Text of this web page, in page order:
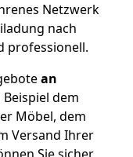
Netzwerk
nach
professionell.
an
Beispiel dem
Möbel, dem
Versand Ihrer